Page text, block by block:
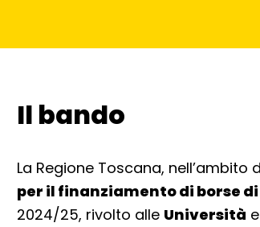
Il bando
La Regione Toscana,
per il finanziamento di borse
2024/25, rivolto alle Università
Torna alla navigazione